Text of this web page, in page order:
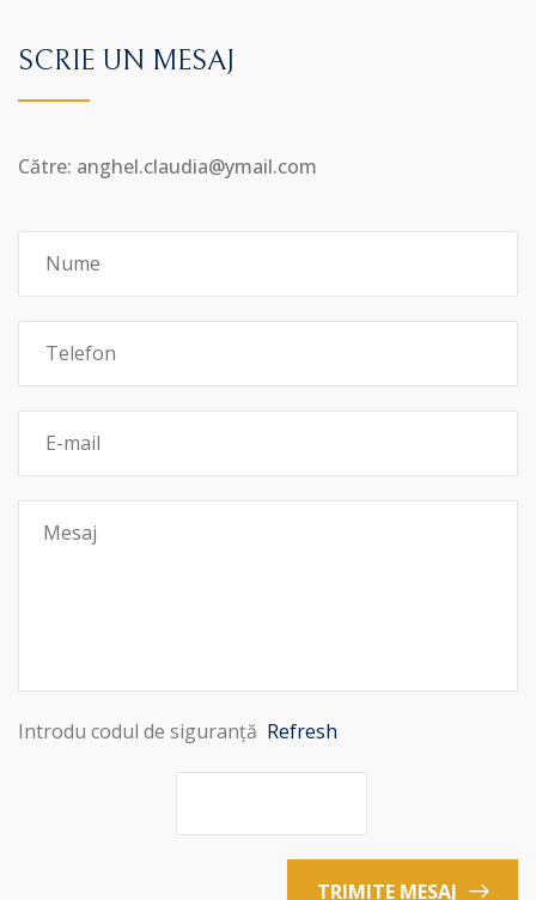
SCRIE UN MESAJ
Către: anghel.claudia@ymail.com
Introdu codul de siguranță Refresh
TRIMITE MESAJ